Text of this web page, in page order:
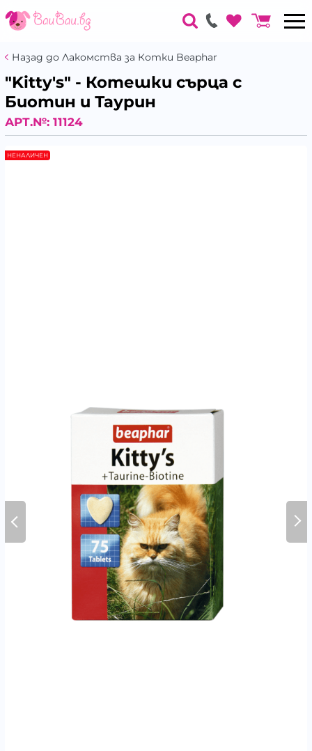
Назад до Лакомства за Котки Beaphar
"Kitty's" - Котешки сърца с
Биотин и Таурин
АРТ.№: 11124
НЕНАЛИЧЕН